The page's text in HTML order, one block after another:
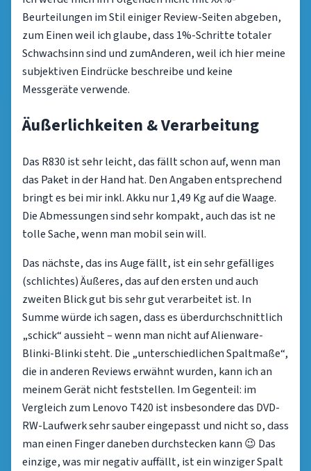
Beurteilungen im Stil einiger Review-Seiten abgeben,
zum Einen weil ich glaube, dass 1%-Schritte totaler
Schwachsinn sind und zumAnderen, weil ich hier meine
subjektiven Eindrücke beschreibe und keine
Messgeräte verwende.
Äußerlichkeiten & Verarbeitung
Das R830 ist sehr leicht, das fällt schon auf, wenn man
das Paket in der Hand hat. Den Angaben entsprechend
bringt es bei mir inkl. Akku nur 1,49 Kg auf die Waage.
Die Abmessungen sind sehr kompakt, auch das ist ne
tolle Sache, wenn man mobil sein will.
Das nächste, das ins Auge fällt, ist ein sehr gefälliges
(schlichtes) Äußeres, das auf den ersten und auch
zweiten Blick gut bis sehr gut verarbeitet ist. In
Summe würde ich sagen, dass es überdurchschnittlich
„schick“ aussieht – wenn man nicht auf Alienware-
Blinki-Blinki steht. Die „unterschiedlichen Spaltmaße“,
die in anderen Reviews erwähnt wurden, kann ich an
meinem Gerät nicht feststellen. Im Gegenteil: im
Vergleich zum Lenovo T420 ist insbesondere das DVD-
RW-Laufwerk sehr sauber eingepasst und nicht so, dass
man einen Finger daneben durchstecken kann 😉 Das
einzige, was mir negativ auffällt, ist ein winziger Spalt